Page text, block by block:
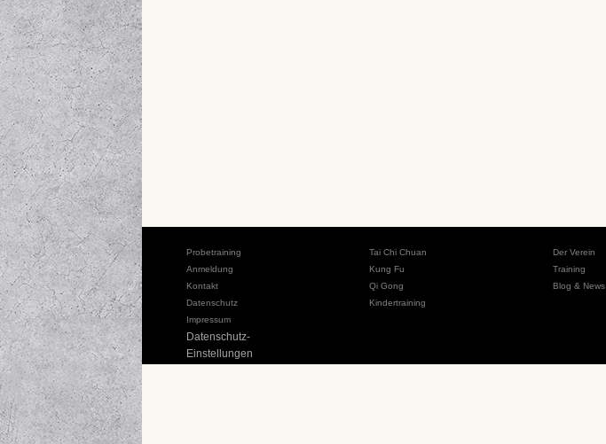
Probetraining
Anmeldung
Kontakt
Datenschutz
Impressum
Datenschutz-
Einstellungen
Tai Chi Chuan
Kung Fu
Qi Gong
Kindertraining
Der Verein
Training
Blog & News